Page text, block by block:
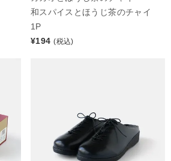
和スパイスとほうじ茶のチャイ
1P
¥194 (税込)